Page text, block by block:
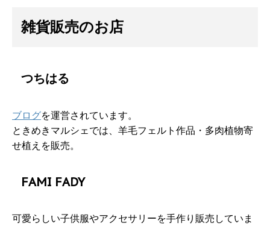
雑貨販売のお店
つちはる
ブログを運営されています。
ときめきマルシェでは、羊毛フェルト作品・多肉植物寄
せ植えを販売。
FAMI FADY
可愛らしい子供服やアクセサリーを手作り販売していま